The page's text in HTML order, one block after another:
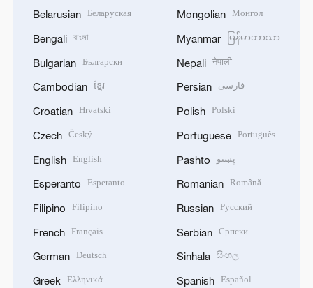
Belarusian Беларуская
Bengali বাংলা
Bulgarian Български
Cambodian ខ្មែរ
Croatian Hrvatski
Czech Český
English English
Esperanto Esperanto
Filipino Filipino
French Français
German Deutsch
Greek Ελληνικά
Mongolian Монгол
Myanmar မြန်မာဘာသာ
Nepali नेपाली
Persian فارسی
Polish Polski
Portuguese Português
Pashto پښتو
Romanian Română
Russian Русский
Serbian Српски
Sinhala සිංහල
Spanish Español